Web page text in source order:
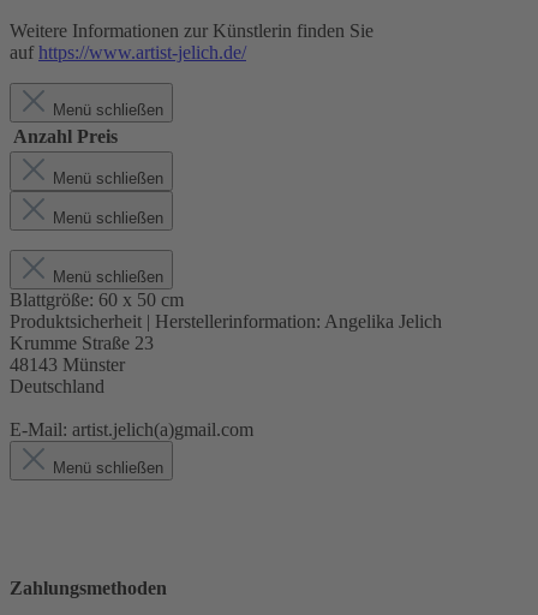
Weitere Informationen zur Künstlerin finden Sie
auf https://www.artist-jelich.de/
Menü schließen
Anzahl Preis
Menü schließen
Menü schließen
Menü schließen
Blattgröße: 60 x 50 cm
Produktsicherheit | Herstellerinformation: Angelika Jelich
Krumme Straße 23
48143 Münster
Deutschland
E-Mail: artist.jelich(a)gmail.com
Menü schließen
Zahlungsmethoden